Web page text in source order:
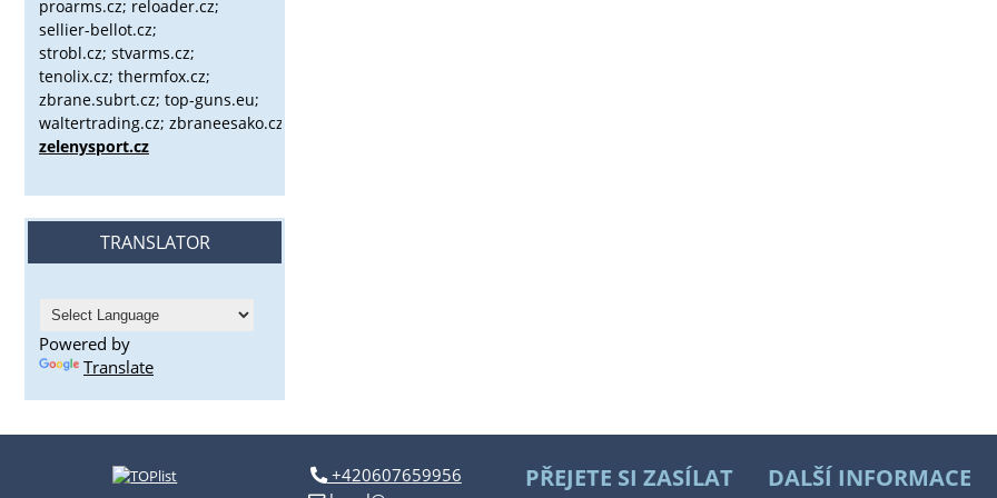
proarms.cz; reloader.cz;
sellier-bellot.cz;
strobl.cz; stvarms.cz;
tenolix.cz; thermfox.cz;
zbrane.subrt.cz; top-guns.eu;
waltertrading.cz; zbraneesako.cz;
zelenysport.cz
TRANSLATOR
Powered by
Translate
+420607659956
PŘEJETE SI ZASÍLAT
DALŠÍ INFORMACE